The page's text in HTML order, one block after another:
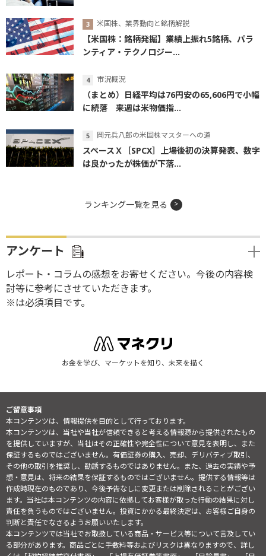
米国株、業界動向と銘柄解説
【米国株：銘柄発掘】業績上振れ5銘柄、パラ
ンティア・テクノロジー...
市況概況
（まとめ）日経平均は76円安の65,606円で小幅
に続落 来週は米物価指...
岡元兵八郎の米国株マスターへの道
スペースＸ［SPCX］上場後初の決算発表、数字
は良かったが株価が下落...
ランキング一覧を見る
アンケート
レポート・コラムの感想をお寄せください。今後の内容検
討等に参考にさせていただきます。
※は必須項目です。
お金を学び、マーケットを知り、未来を描く
ご留意事項
本コンテンツは、情報提供を目的として行っております。
本コンテンツは、当社や当社が信頼できると考える情報源から提供されたもの
を提供していますが、当社はその正確性や完全性について意見を表明し、また
保証するものではございません。有価証券の購入、売却、デリバティブ取引、
その他の取引を推奨し、勧誘するものではありません。また、過去の実績や予
想・意見は、将来の結果を保証するものではございません。提供する情報等は
作成時現在のものであり、今後予告なしに変更または削除されることがござい
ます。当社は本コンテンツの内容に依拠してお客様が取った行動の結果に対し
責任を負うものではございません。投資にかかる最終決定は、お客様ご自身の
判断と責任でなさるようお願いいたします。
本コンテンツでは当社でお取扱している商品・サービス等について言及してい
る部分があります。商品ごとに手数料等およびリスクは異なりますので、詳し